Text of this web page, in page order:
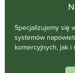
Specjalizujemy się
systemów
komercyjnych, jak i